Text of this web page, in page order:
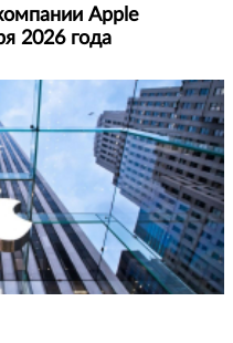
Apple
2026 года